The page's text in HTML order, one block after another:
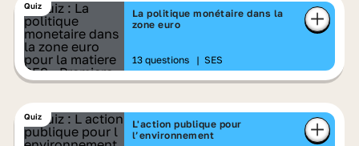
Quiz
La politique monétaire dans la
zone euro
13 questions | SES
Quiz
L'action publique pour
l’environnement